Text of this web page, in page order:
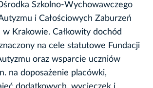
Szkolno-Wychowawczego
i Całościowych Zaburzeń
w Krakowie. Całkowity dochód
na cele statutowe Fundacji
oraz wsparcie uczniów
na doposażenie placówki,